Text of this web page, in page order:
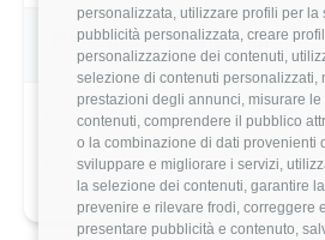
personalizzata, utilizzare profili per la
pubblicità personalizzata, creare
personalizzazione dei contenuti,
selezione di contenuti personalizzati,
prestazioni degli annunci, misurare
contenuti, comprendere il pubblico
o la combinazione di dati provenienti
sviluppare e migliorare i servizi,
la selezione dei contenuti, garantire la
prevenire e rilevare frodi, correggere
presentare pubblicità e contenuto,
Campione
839 stipendi
Esperienza
1-3 anni